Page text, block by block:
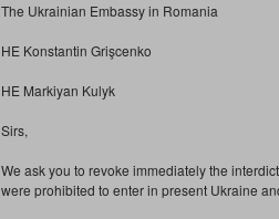
The Ukrainian Embassy in Romania
HE Konstantin Grişcenko
HE Markiyan Kulyk
Sirs,
We ask you to revoke immediately the
were prohibited to enter in present Ukraine